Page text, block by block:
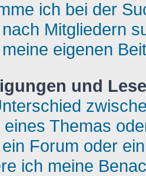
ich bei der
Mitgliedern
eigenen
und
Themas
Forum oder
ich meine